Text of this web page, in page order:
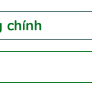
chính
da cổ biểu hiện